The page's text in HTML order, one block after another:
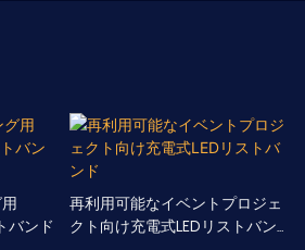
バンド
再利用可能なイベントプロジェ
クト向け充電式LEDリストバン